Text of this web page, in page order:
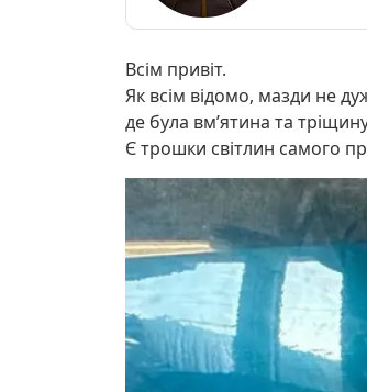
Всім привіт.
Як всім відомо, мазди не
де була вмʼятина та
Є трошки світлин самого